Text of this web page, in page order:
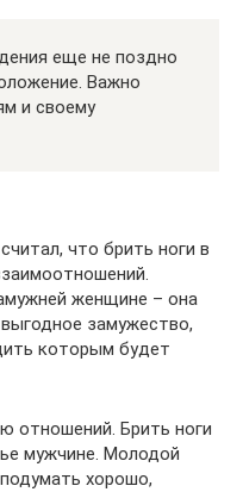
еще не поздно
Важно
и своему
что брить ноги в
женщине – она
замужество,
которым будет
отношений. Брить ноги
мужчине. Молодой
хорошо,